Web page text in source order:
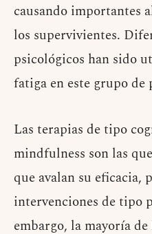
causando importantes
los supervivientes.
psicológicos han sido
fatiga en este grupo de
Las terapias de tipo
mindfulness son las
que avalan su eficacia,
intervenciones de tipo
embargo, la mayoría